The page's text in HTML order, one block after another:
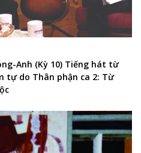
Anh (Kỳ 10) Tiếng hát từ
tự do Thân phận ca 2: Từ